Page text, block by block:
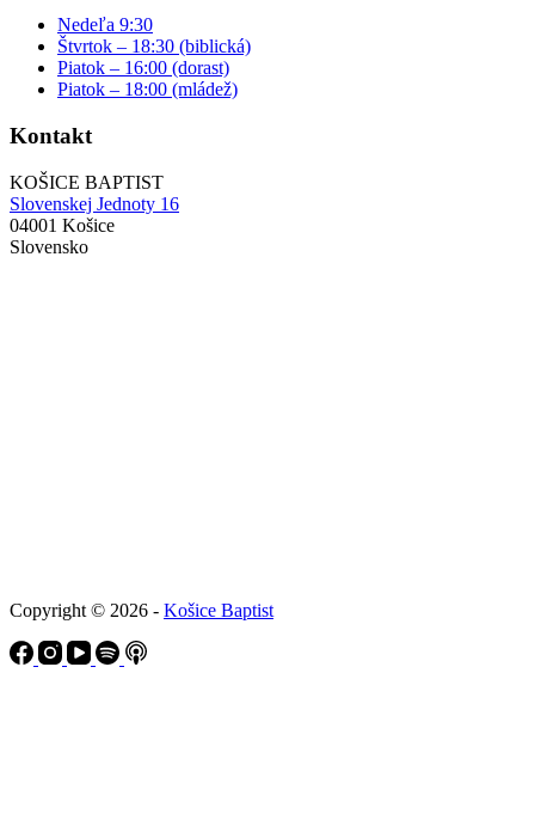
Nedeľa 9:30
Štvrtok – 18:30 (biblická)
Piatok – 16:00 (dorast)
Piatok – 18:00 (mládež)
Kontakt
KOŠICE BAPTIST
Slovenskej Jednoty 16
04001 Košice
Slovensko
Copyright © 2026 - Košice Baptist